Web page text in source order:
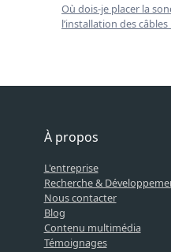
Où dois-je placer la
l’installation des câbles
À propos
L'entreprise
Recherche &
Nous contacter
Blog
Contenu multimédia
Témoignages